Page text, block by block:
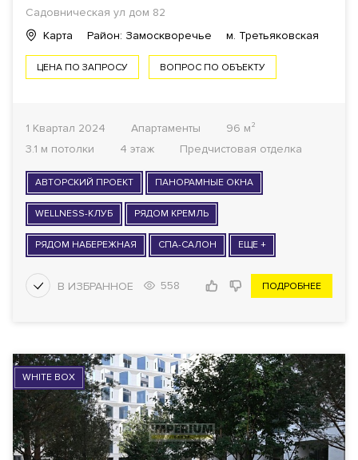
Садовническая ул дом 82
Карта
Район: Замоскворечье м. Третьяковская
ЦЕНА ПО ЗАПРОСУ ВОПРОС ПО ОБЪЕКТУ
1 Квартал 2024 Апартаменты
96 м²
3.1 м потолки
4 этаж Предчистовая отделка
АВТОРСКИЙ ПРОЕКТ ПАНОРАМНЫЕ ОКНА
WELLNESS-КЛУБ РЯДОМ КРЕМЛЬ
РЯДОМ НАБЕРЕЖНАЯ СПА-САЛОН ЕЩЕ +
558 ПОДРОБНЕЕ
WHITE BOX